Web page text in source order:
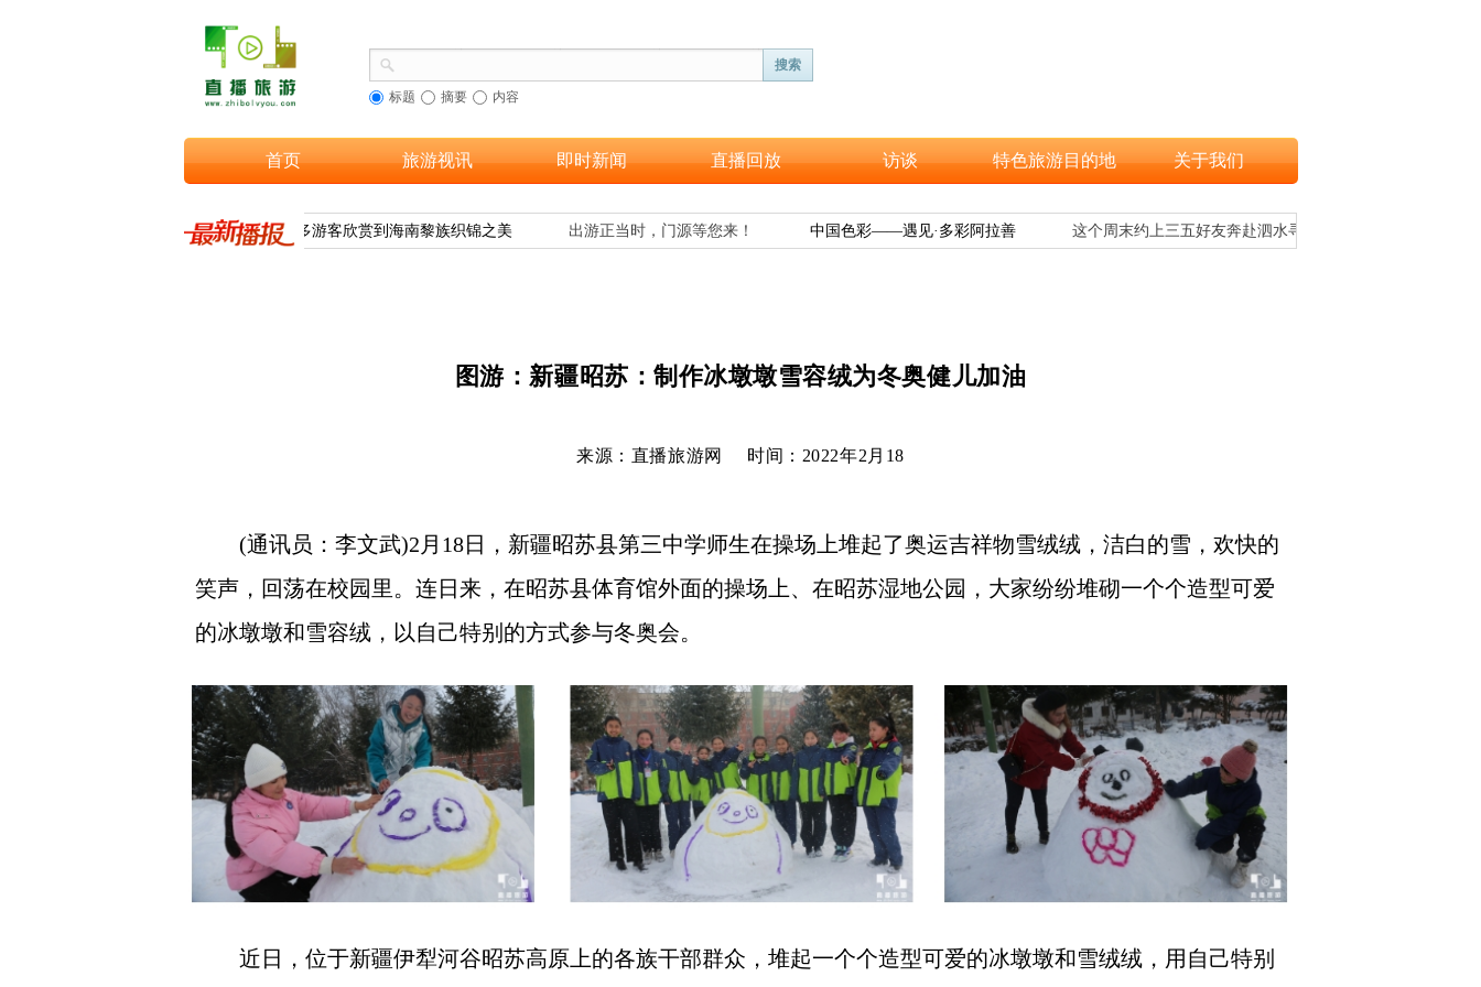
搜索
标题 摘要 内容
首页 旅游视讯 即时新闻 直播回放 访谈 特色旅游目的地 关于我们
文旅融合，让更多游客欣赏到海南黎族织锦之美 出游正当时，门源等您来！ 中国色彩——遇见·多彩阿拉善 这个周末约上三五好友奔赴泗水寻芳华！
图游：新疆昭苏：制作冰墩墩雪容绒为冬奥健儿加油
来源：直播旅游网 时间：2022年2月18
(通讯员：李文武)2月18日，新疆昭苏县第三中学师生在操场上堆起了奥运吉祥物雪绒绒，洁白的雪，欢快的
笑声，回荡在校园里。连日来，在昭苏县体育馆外面的操场上、在昭苏湿地公园，大家纷纷堆砌一个个造型可爱
的冰墩墩和雪容绒，以自己特别的方式参与冬奥会。
近日，位于新疆伊犁河谷昭苏高原上的各族干部群众，堆起一个个造型可爱的冰墩墩和雪绒绒，用自己特别